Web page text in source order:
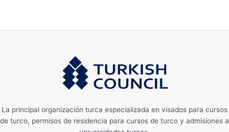
La principal organización turca especializada en visados ​​para cursos
de turco, permisos de residencia para cursos de turco y admisiones a